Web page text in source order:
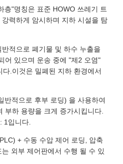
층"명칭은 표준 HOWO 쓰레기 트
력하게 암시하며 지하 시설을 탐
적으로 폐기물 및 하수 누출을
어 있으며 운송 중에 "제2 오염"
.이것은 밀폐된 지하 환경에서
반적으로 후부 로딩) 을 사용하여
부하 용량을 크게 증가시킵니다.
1입니다.
+ 수동 수압 제어 로딩, 압축
외부 제어판에서 수행 될 수 있